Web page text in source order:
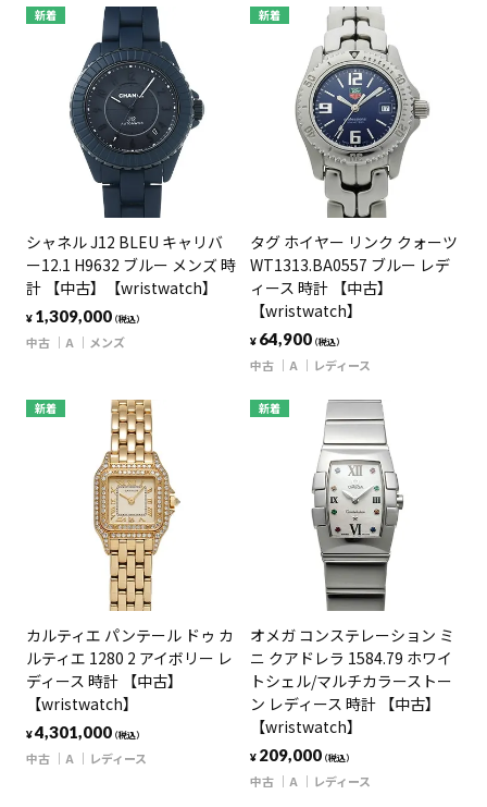
新着
シャネル J12 BLEU キャリバ
ー12.1 H9632 ブルー メンズ 時
計 【中古】【wristwatch】
¥ 1,309,000（税込）
中古 A メンズ
新着
タグ ホイヤー リンク クォーツ
WT1313.BA0557 ブルー レデ
ィース 時計 【中古】
【wristwatch】
¥ 64,900（税込）
中古 A レディース
新着
カルティエ パンテール ドゥ カ
ルティエ 1280 2 アイボリー レ
ディース 時計 【中古】
【wristwatch】
¥4,301,000（税込）
中古 A レディース
新着
オメガ コンステレーション ミ
ニ クアドレラ 1584.79 ホワイ
トシェル/マルチカラーストー
ン レディース 時計 【中古】
【wristwatch】
¥ 209,000（税込）
中古 A レディース